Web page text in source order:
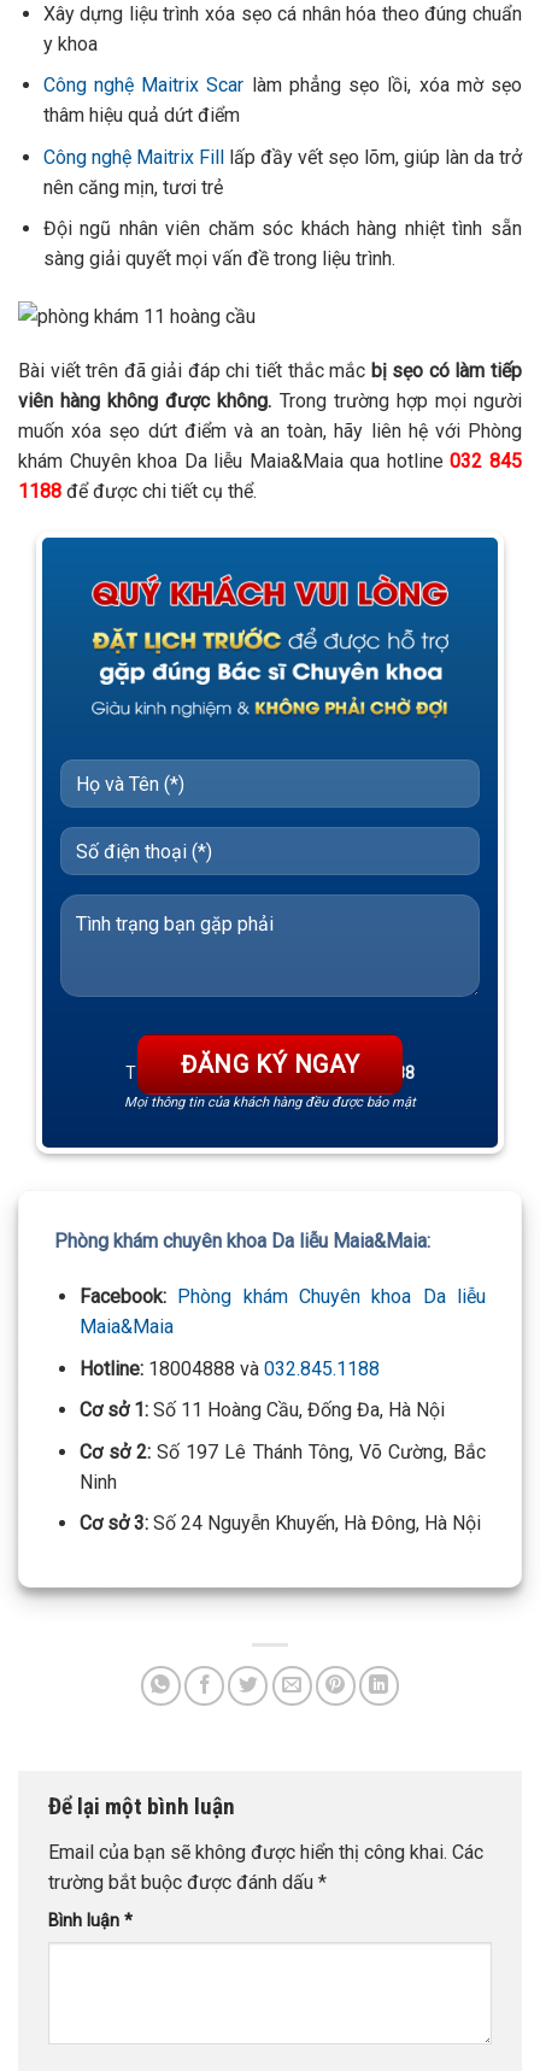
Xây dựng liệu trình xóa sẹo cá nhân hóa theo đúng chuẩn
y khoa
Công nghệ Maitrix Scar làm phẳng sẹo lồi, xóa mờ sẹo
thâm hiệu quả dứt điểm
Công nghệ Maitrix Filllấp đầy vết sẹo lõm, giúp làn da trở
nên căng mịn, tươi trẻ
Đội ngũ nhân viên chăm sóc khách hàng nhiệt tình sẵn
sàng giải quyết mọi vấn đề trong liệu trình.
Bài viết trên đã giải đáp chi tiết thắc mắc bị sẹo có làm tiếp
viên hàng không được không. Trong trường hợp mọi người
muốn xóa sẹo dứt điểm và an toàn, hãy liên hệ với Phòng
khám Chuyên khoa Da liễu Maia&Maia qua hotline032 845
1188 để được chi tiết cụ thể.
TƯ VẤN 24/7 HOTLINE:032.845.1188
Mọi thông tin của khách hàng đều được bảo mật
Phòng khám chuyên khoa Da liễu Maia&Maia:
Facebook: Phòng khám Chuyên khoa Da liễu
Maia&Maia
Hotline:18004888 và 032.845.1188
Cơ sở 1: Số 11 Hoàng Cầu, Đống Đa, Hà Nội
Cơ sở 2: Số 197 Lê Thánh Tông, Võ Cường, Bắc
Ninh
Cơ sở 3:Số 24 Nguyễn Khuyến, Hà Đông, Hà Nội
Để lại một bình luận
Email của bạn sẽ không được hiển thị công khai. Các
trường bắt buộc được đánh dấu *
Bình luận *